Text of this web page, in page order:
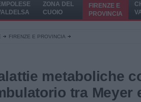
ZONA DEL
CUOIO
FIRENZE E
PROVINCIA
FIRENZE E PROVINCIA
metaboliche
tra Meyer